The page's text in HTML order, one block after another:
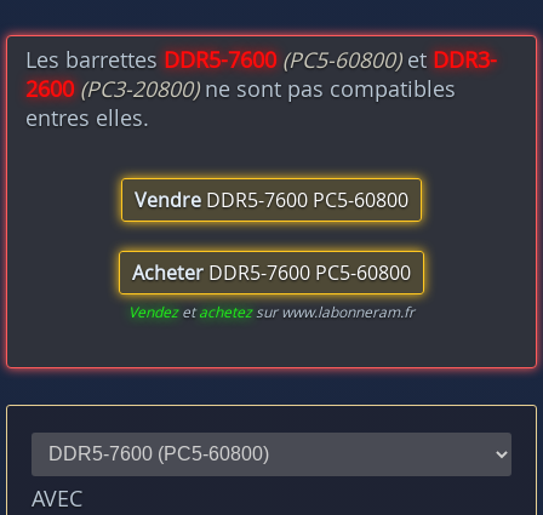
Les barrettes DDR5-7600 (PC5-60800)et DDR3-
2600 (PC3-20800)ne sont pas compatibles
entres elles.
Vendre DDR5-7600 PC5-60800
Acheter DDR5-7600 PC5-60800
Vendezetachetezsur www.labonneram.fr
AVEC